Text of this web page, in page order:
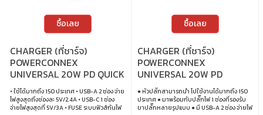
ซื้อเลย
CHARGER (ที่ชาร์จ)
POWERCONNEX
UNIVERSAL 20W PD QUICK
(PXGA-01-B)
• ใช้ได้มากถึง 150 ประเทศ • USB-A 2 ช่อง จ่าย
ไฟสูงสุดถึงช่องละ 5V/2.4A • USB-C 1 ช่อง
จ่ายไฟสูงสุดที่ 5V/3A • FUSE ระบบฟิวส์กันไฟ
ซื้อเลย
CHARGER (ที่ชาร์จ)
POWERCONNEX
UNIVERSAL 20W PD
(PXGA-01W) WHITE
● หัวปลั๊กสามารถนำ ไปใช้งานได้มากถึง 150
ประเทศ ● มาพร้อมกับปลั๊กไฟ 1 ช่องที่รองรับ
ขาปลั๊กหลายรูปแบบ ● มี USB-A 2 ช่อง จ่ายไฟ